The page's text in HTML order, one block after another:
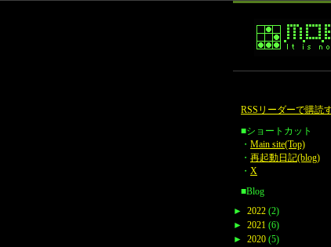
RSSリーダーで購読
■ショートカット
・ Main site(Top)
・ 再起動日記(blog)
・ X
■Blog
► 2022 (2)
► 2021 (6)
► 2020 (5)